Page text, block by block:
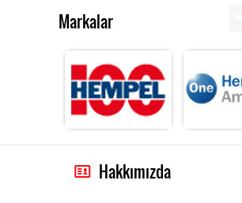
Markalar
Hakkımızda